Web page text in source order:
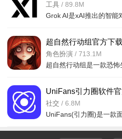
v1.2.10最新版
工具 / 89.8M
超自然行动组官方下
2026v1.31.17.001最新
角色扮演 / 713.1M
UniFans引力圈软件
版v26070915安卓版
社交 / 6.8M